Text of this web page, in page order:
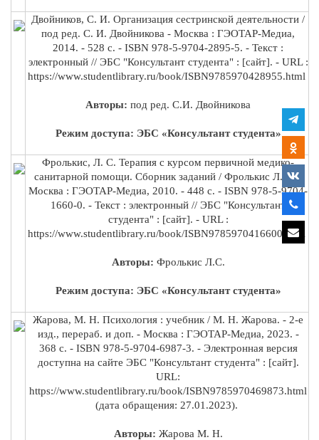
Двойников, С. И. Организация сестринской деятельности /
под ред. С. И. Двойникова - Москва : ГЭОТАР-Медиа,
2014. - 528 с. - ISBN 978-5-9704-2895-5. - Текст :
электронный // ЭБС "Консультант студента" : [сайт]. - URL :
https://www.studentlibrary.ru/book/ISBN9785970428955.html
Авторы: под ред. С.И. Двойникова
Режим доступа: ЭБС «Консультант студента»
Фролькис, Л. С. Терапия с курсом первичной медико-
санитарной помощи. Сборник заданий / Фролькис Л. С. -
Москва : ГЭОТАР-Медиа, 2010. - 448 с. - ISBN 978-5-9704-
1660-0. - Текст : электронный // ЭБС "Консультант
студента" : [сайт]. - URL :
https://www.studentlibrary.ru/book/ISBN9785970416600.html
Авторы: Фролькис Л.С.
Режим доступа: ЭБС «Консультант студента»
Жарова, М. Н. Психология : учебник / М. Н. Жарова. - 2-е
изд., перераб. и доп. - Москва : ГЭОТАР-Медиа, 2023. -
368 с. - ISBN 978-5-9704-6987-3. - Электронная версия
доступна на сайте ЭБС "Консультант студента" : [сайт].
URL:
https://www.studentlibrary.ru/book/ISBN9785970469873.html
(дата обращения: 27.01.2023).
Авторы: Жарова М. Н.